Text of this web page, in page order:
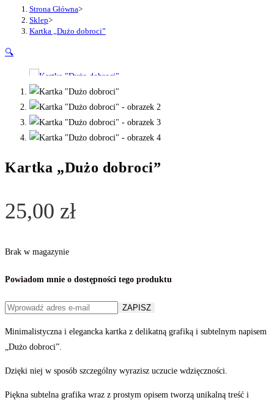
Strona Główna>
Sklep>
Kartka „Dużo dobroci”
🔍
Kartka „Dużo dobroci”
25,00 zł
Brak w magazynie
Powiadom mnie o dostępności tego produktu
ZAPISZ
Minimalistyczna i elegancka kartka z delikatną grafiką i subtelnym napisem
„Dużo dobroci”.
Dzięki niej w sposób szczególny wyrazisz uczucie wdzięczności.
Piękna subtelna grafika wraz z prostym opisem tworzą unikalną treść i